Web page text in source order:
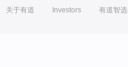
关于有道 Investors 有道智选